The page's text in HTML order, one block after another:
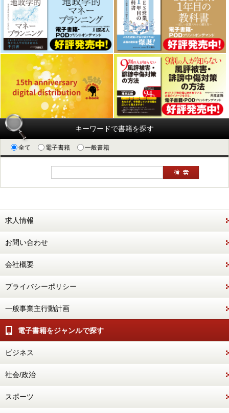
キーワードで書籍を探す
全て 電子書籍 一般書籍
求人情報
お問い合わせ
会社概要
プライバシーポリシー
一般事業主行動計画
電子書籍をジャンルで探す
ビジネス
社会/政治
スポーツ